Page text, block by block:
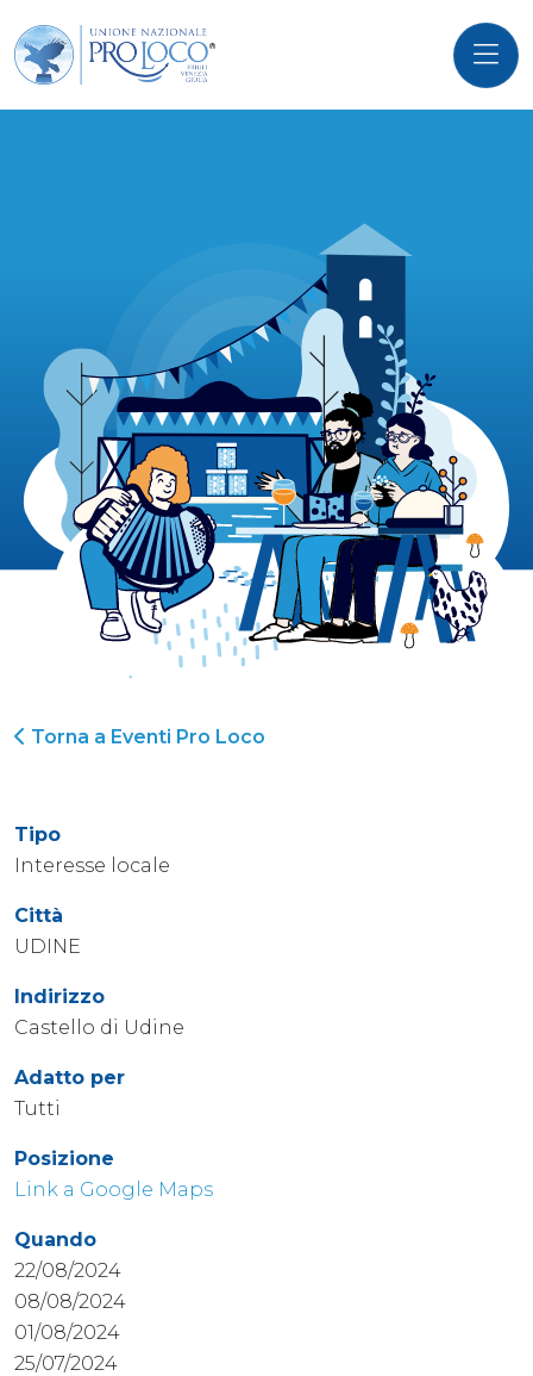
Torna a Eventi Pro Loco
Tipo
Interesse locale
Città
UDINE
Indirizzo
Castello di Udine
Adatto per
Tutti
Posizione
Link a Google Maps
Quando
22/08/2024
08/08/2024
01/08/2024
25/07/2024